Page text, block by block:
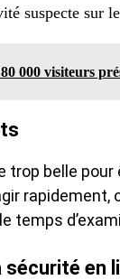
suspecte sur
000 visiteurs
trop belle
temps
sécurité en